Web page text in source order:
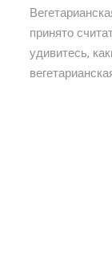
принято
удивитесь,